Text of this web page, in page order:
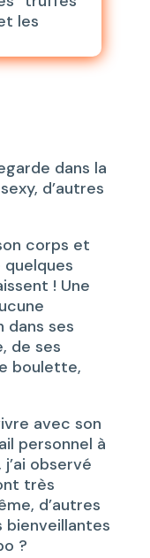
les
dans la
d’autres
corps et
! Une
dans ses
de ses
boulette,
avec son
personnel à
observé
très
d’autres
?